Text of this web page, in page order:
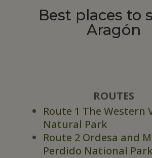
Best places to
Aragón
ROUTES
Route 1 The Western
Natural Park
Route 2 Ordesa and
Perdido National Park